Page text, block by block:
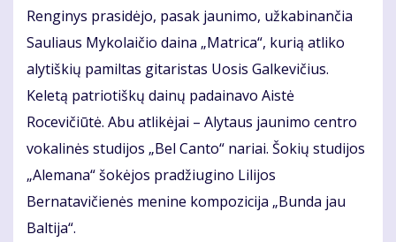
Renginys prasidėjo, pasak jaunimo, užkabinančia
Sauliaus Mykolaičio daina „Matrica“, kurią atliko
alytiškių pamiltas gitaristas Uosis Galkevičius.
Keletą patriotiškų dainų padainavo Aistė
Rocevičiūtė. Abu atlikėjai – Alytaus jaunimo centro
vokalinės studijos „Bel Canto“ nariai. Šokių studijos
„Alemana“ šokėjos pradžiugino Lilijos
Bernatavičienės menine kompozicija „Bunda jau
Baltija“.